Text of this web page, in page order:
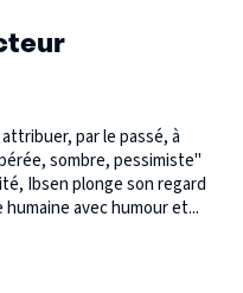
par le passé, à
sombre, pessimiste"
Ibsen plonge son regard
avec humour et...